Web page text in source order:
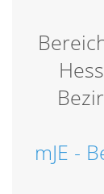
mJE -